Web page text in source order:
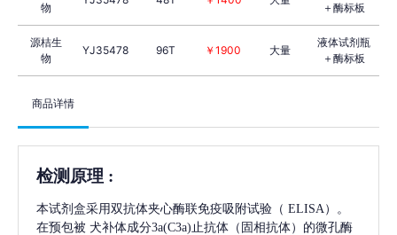
物
＋酶标板
源桔生
物
YJ35478 96T ￥1900 大量
液体试剂瓶
＋酶标板
商品详情
检测原理 :
本试剂盒采用双抗体夹心酶联免疫吸附试验（ ELISA）。
在预包被 犬补体成分3a(C3a) 止抗体（固相抗体）的微孔酶